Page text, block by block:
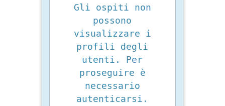
Gli ospiti non
possono
visualizzare i
profili degli
utenti. Per
proseguire è
necessario
autenticarsi.